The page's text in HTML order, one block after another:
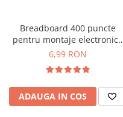
Breadboard 400 puncte
pentru montaje electronice
rapide
6,99 RON
ADAUGA IN COS